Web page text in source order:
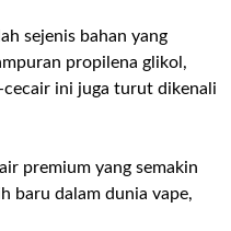
sejenis bahan yang
propilena glikol,
cecair ini juga turut dikenali
premium yang semakin
baru dalam dunia vape,